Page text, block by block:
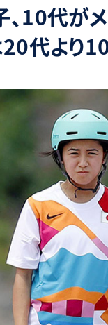
10代が
代より